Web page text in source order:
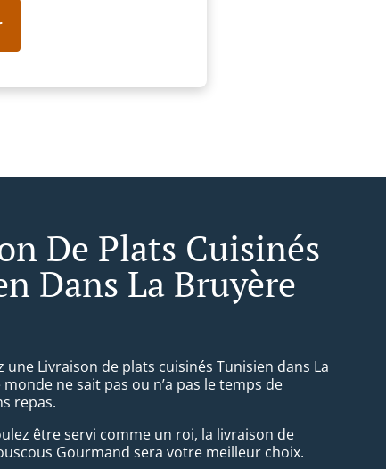
De Plats Cuisinés
Dans La Bruyère
une Livraison de plats cuisinés Tunisien dans La
ne sait pas ou n’a pas le temps de
repas.
être servi comme un roi, la livraison de
Gourmand sera votre meilleur choix.